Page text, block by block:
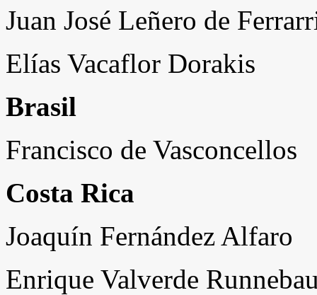
Juan José Leñero de
Elías Vacaflor Dorakis
Brasil
Francisco de Vasconcellos
Costa Rica
Joaquín Fernández Alfaro
Enrique Valverde